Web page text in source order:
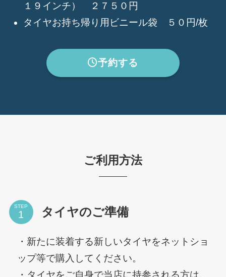
１９インチ） ２７５０円
タイヤお持ち帰り用ビニール袋 ５０円/枚
予約する
ご利用方法
STEP タイヤのご準備
・新たに装着する新しいタイヤをネットショ
ップ等で購入してください。